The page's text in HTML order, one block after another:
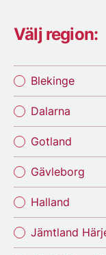
Välj region:
Blekinge
Dalarna
Gotland
Gävleborg
Halland
Jämtland